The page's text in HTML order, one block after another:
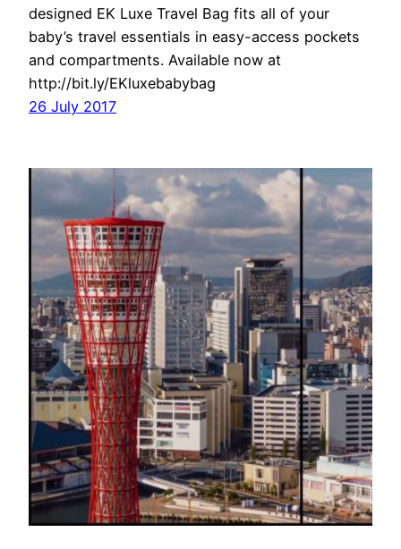
designed EK Luxe Travel Bag fits all of your
baby’s travel essentials in easy-access pockets
and compartments. Available now at
http://bit.ly/EKluxebabybag
26 July 2017